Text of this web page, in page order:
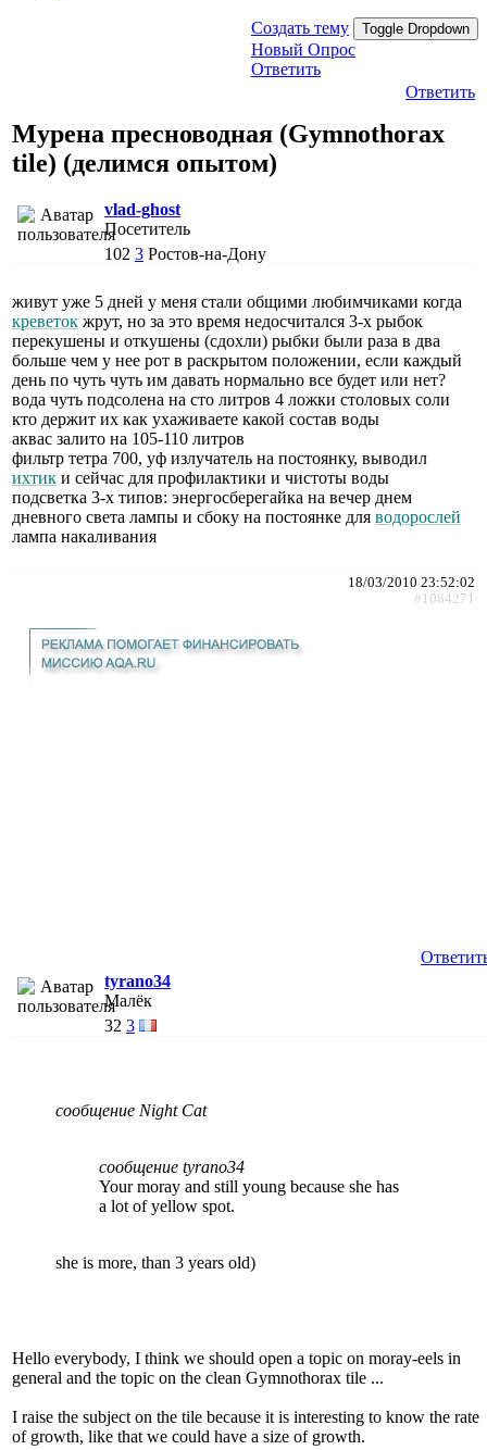
Создать тему Toggle Dropdown
Новый Опрос
Ответить
Ответить
Мурена пресноводная (Gymnothorax
tile) (делимся опытом)
vlad-ghost
Посетитель
102 3 Ростов-на-Дону
живут уже 5 дней у меня стали общими любимчиками когда
креветок жрут, но за это время недосчитался 3-х рыбок
перекушены и откушены (сдохли) рыбки были раза в два
больше чем у нее рот в раскрытом положении, если каждый
день по чуть чуть им давать нормально все будет или нет?
вода чуть подсолена на сто литров 4 ложки столовых соли
кто держит их как ухаживаете какой состав воды
аквас залито на 105-110 литров
фильтр тетра 700, уф излучатель на постоянку, выводил
ихтик и сейчас для профилактики и чистоты воды
подсветка 3-х типов: энергосберегайка на вечер днем
дневного света лампы и сбоку на постоянке для водорослей
лампа накаливания
18/03/2010 23:52:02
#1084271
tyrano34
Малёк
32 3
сообщение Night Cat
сообщение tyrano34
Your moray and still young because she has
a lot of yellow spot.
she is more, than 3 years old)
Hello everybody, I think we should open a topic on moray-eels in
general and the topic on the clean Gymnothorax tile ...
I raise the subject on the tile because it is interesting to know the rate
of growth, like that we could have a size of growth.